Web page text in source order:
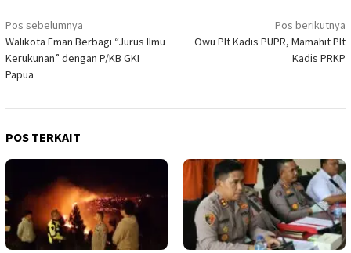
Navigasi
pos
Pos sebelumnya
Walikota Eman Berbagi “Jurus Ilmu
Kerukunan” dengan P/KB GKI
Papua
Pos berikutnya
Owu Plt Kadis PUPR, Mamahit Plt
Kadis PRKP
POS TERKAIT